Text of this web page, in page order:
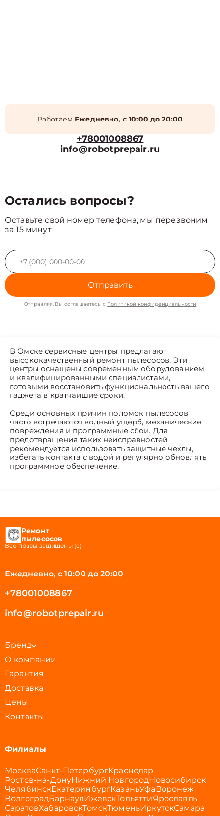
Работаем Ежедневно, с 10:00 до 20:00
+78001008867
info@robotprepair.ru
Остались вопросы?
Оставьте свой номер телефона, мы перезвоним
за 15 минут
Отправить
Отправляя, Вы соглашаетесь с Политикой конфиденциальности
В Омске сервисные центры предлагают
высококачественный ремонт пылесосов. Эти
центры оснащены современным оборудованием
и квалифицированными специалистами,
готовыми восстановить функциональность вашего
гаджета в кратчайшие сроки.
Среди основных причин поломок пылесосов
часто встречаются водный ущерб, механические
повреждения и программные сбои. Для
предотвращения таких неисправностей
рекомендуется использовать защитные чехлы,
избегать контакта с водой и регулярно обновлять
программное обеспечение.
Ремонт
пылесосов
Все правы защищены (с)
Ежедневно, с 10:00 до 20:00
+78001008867
info@robotprepair.ru
Бренд
О компании
Гарантия
Доставка
Цены
Контакты
Филиалы
МоскваСанкт-ПетербургКраснодар
Ростов-на-ДонуНижний НовгородНовосибирск
ЧелябинскЕкатеринбургКазаньУфаВоронеж
ВолгоградБарнаулИжевскТольяттиЯрославль
СаратовХабаровскТомскТюменьИркутскСамара